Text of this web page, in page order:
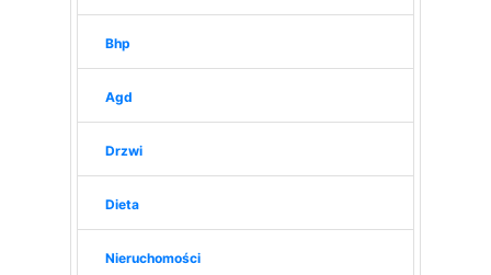
Bhp
Agd
Drzwi
Dieta
Nieruchomości